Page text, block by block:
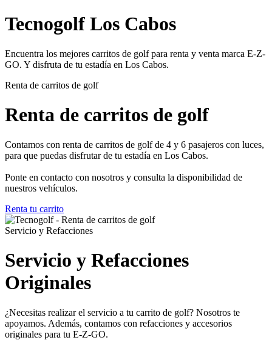
Tecnogolf Los Cabos
Encuentra los mejores carritos de golf para renta y venta marca E-Z-
GO. Y disfruta de tu estadía en Los Cabos.
Renta de carritos de golf
Renta de carritos de golf
Contamos con renta de carritos de golf de 4 y 6 pasajeros con luces,
para que puedas disfrutar de tu estadía en Los Cabos.
Ponte en contacto con nosotros y consulta la disponibilidad de
nuestros vehículos.
Renta tu carrito
Servicio y Refacciones
Servicio y Refacciones
Originales
¿Necesitas realizar el servicio a tu carrito de golf? Nosotros te
apoyamos. Además, contamos con refacciones y accesorios
originales para tu E-Z-GO.